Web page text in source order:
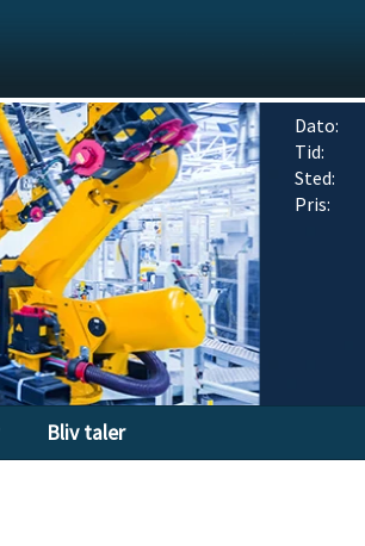
Dato:
Tid:
Sted:
Pris:
Bliv taler